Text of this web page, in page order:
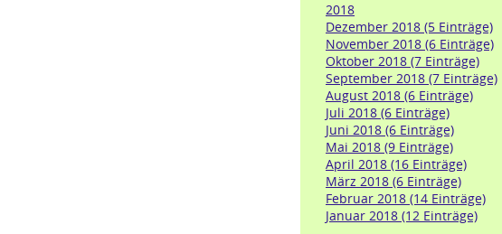
2018
Dezember 2018 (5 Einträge)
November 2018 (6 Einträge)
Oktober 2018 (7 Einträge)
September 2018 (7 Einträge)
August 2018 (6 Einträge)
Juli 2018 (6 Einträge)
Juni 2018 (6 Einträge)
Mai 2018 (9 Einträge)
April 2018 (16 Einträge)
März 2018 (6 Einträge)
Februar 2018 (14 Einträge)
Januar 2018 (12 Einträge)